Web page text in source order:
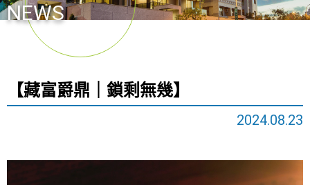
NEWS
【藏富爵鼎｜鎖剩無幾】
2024.08.23